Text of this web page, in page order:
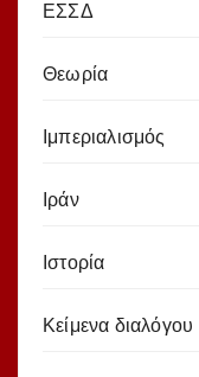
ΕΣΣΔ
Θεωρία
Ιμπεριαλισμός
Ιράν
Ιστορία
Κείμενα διαλόγου